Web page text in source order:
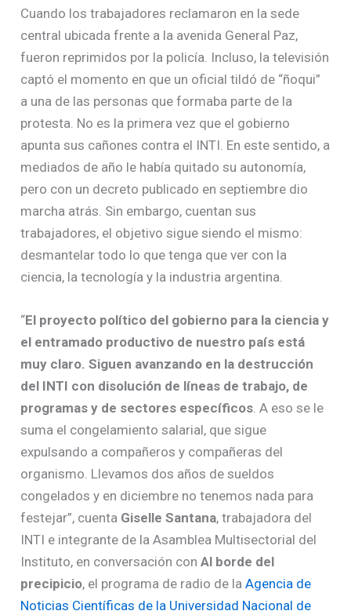
Cuando los trabajadores reclamaron en la sede
central ubicada frente a la avenida General Paz,
fueron reprimidos por la policía. Incluso, la televisión
captó el momento en que un oficial tildó de “ñoqui”
a una de las personas que formaba parte de la
protesta. No es la primera vez que el gobierno
apunta sus cañones contra el INTI. En este sentido, a
mediados de año le había quitado su autonomía,
pero con un decreto publicado en septiembre dio
marcha atrás. Sin embargo, cuentan sus
trabajadores, el objetivo sigue siendo el mismo:
desmantelar todo lo que tenga que ver con la
ciencia, la tecnología y la industria argentina.
“El proyecto político del gobierno para la ciencia y
el entramado productivo de nuestro país está
muy claro. Siguen avanzando en la destrucción
del INTI con disolución de líneas de trabajo, de
programas y de sectores específicos. A eso se le
suma el congelamiento salarial, que sigue
expulsando a compañeros y compañeras del
organismo. Llevamos dos años de sueldos
congelados y en diciembre no tenemos nada para
festejar”, cuenta Giselle Santana, trabajadora del
INTI e integrante de la Asamblea Multisectorial del
Instituto, en conversación conAl borde del
precipicio, el programa de radio de laAgencia de
Noticias Científicas de la Universidad Nacional de